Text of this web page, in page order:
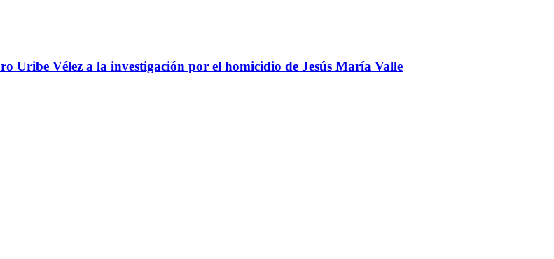
Uribe Vélez a la investigación por el homicidio de Jesús María Valle